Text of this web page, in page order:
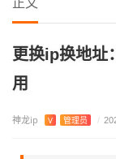
正文
更换ip换地址
用
神龙ip V 管理员 /